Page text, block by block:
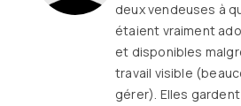
deux vendeuses à
étaient vraiment
et disponibles
travail visible
gérer). Elles